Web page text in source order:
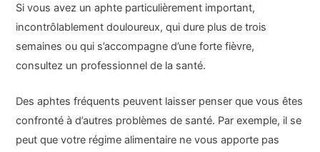
Si vous avez un aphte particulièrement important,
incontrôlablement douloureux, qui dure plus de trois
semaines ou qui s’accompagne d’une forte fièvre,
consultez un professionnel de la santé.
Des aphtes fréquents peuvent laisser penser que vous êtes
confronté à d’autres problèmes de santé. Par exemple, il se
peut que votre régime alimentaire ne vous apporte pas